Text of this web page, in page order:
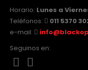
Horario: Lunes a
Teléfonos:
011 5370
e-mail:
Seguinos en: